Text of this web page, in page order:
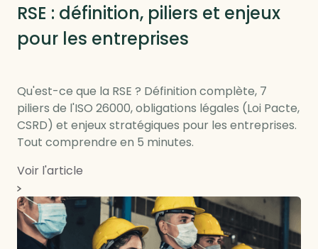
RSE : définition, piliers et enjeux
pour les entreprises
Qu'est-ce que la RSE ? Définition complète, 7
piliers de l'ISO 26000, obligations légales (Loi Pacte,
CSRD) et enjeux stratégiques pour les entreprises.
Tout comprendre en 5 minutes.
Voir l'article